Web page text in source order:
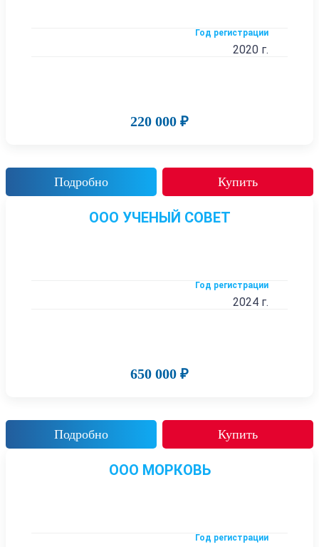
Год регистрации
2020 г.
220 000 ₽
Подробно Купить
ООО УЧЕНЫЙ СОВЕТ
Год регистрации
2024 г.
650 000 ₽
Подробно Купить
ООО МОРКОВЬ
Год регистрации